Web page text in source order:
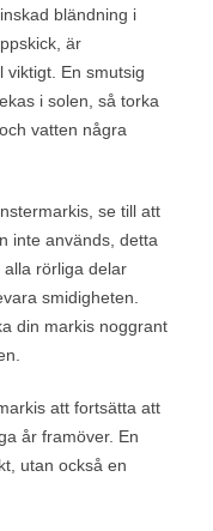
bländning i
är
viktigt. En smutsig
i solen, så torka
vatten några
se till att
inte används, detta
rörliga delar
smidigheten.
din markis noggrant
att fortsätta att
år framöver. En
utan också en